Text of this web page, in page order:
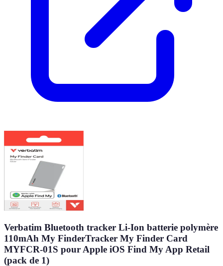
Verbatim Bluetooth tracker Li-Ion batterie polymère
110mAh My FinderTracker My Finder Card
MYFCR-01S pour Apple iOS Find My App Retail
(pack de 1)